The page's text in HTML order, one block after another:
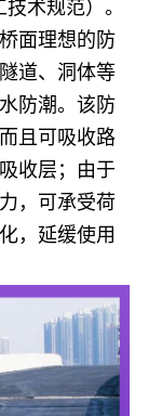
术规范）。
面理想的防
道、洞体等
防潮。该防
且可吸收路
收层；由于
，可承受荷
，延缓使用